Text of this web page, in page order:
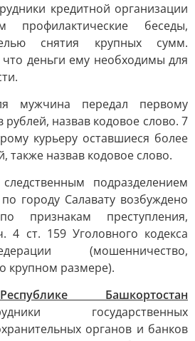
кредитной организации
беседы,
снятия крупных сумм.
деньги ему необходимы для
мужчина передал первому
назвав кодовое слово. 7
курьеру оставшиеся более
также назвав кодовое слово.
подразделением
городу Салавату возбуждено
признакам преступления,
4 ст. 159 Уголовного кодекса
(мошенничество,
крупном размере).
Башкортостан
государственных
органов и банков